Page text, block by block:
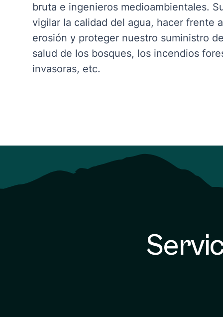
bruta e ingenieros medioambientales.
vigilar la calidad del agua, hacer frente
erosión y proteger nuestro suministro
salud de los bosques, los incendios
invasoras, etc.